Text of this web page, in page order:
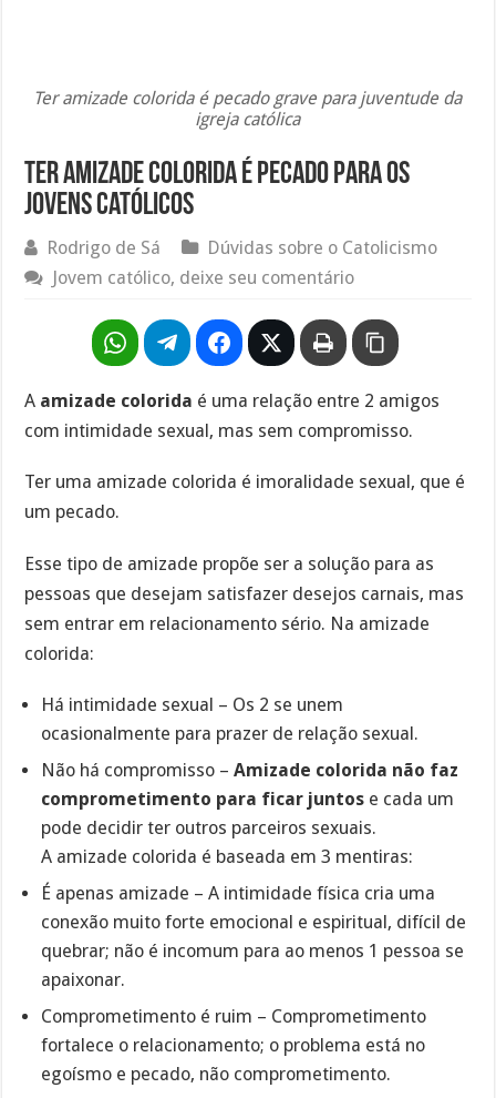
Ter amizade colorida é pecado grave para juventude da
igreja católica
Ter amizade colorida é pecado para os
jovens católicos
Rodrigo de Sá
Dúvidas sobre o Catolicismo
Jovem católico, deixe seu comentário
A amizade colorida é uma relação entre 2 amigos
com intimidade sexual, mas sem compromisso.
Ter uma amizade colorida é imoralidade sexual, que é
um pecado.
Esse tipo de amizade propõe ser a solução para as
pessoas que desejam satisfazer desejos carnais, mas
sem entrar em relacionamento sério. Na amizade
colorida:
Há intimidade sexual – Os 2 se unem
ocasionalmente para prazer de relação sexual.
Não há compromisso –Amizade colorida não faz
comprometimento para ficar juntos e cada um
pode decidir ter outros parceiros sexuais.
A amizade colorida é baseada em 3 mentiras:
É apenas amizade – A intimidade física cria uma
conexão muito forte emocional e espiritual, difícil de
quebrar; não é incomum para ao menos 1 pessoa se
apaixonar.
Comprometimento é ruim – Comprometimento
fortalece o relacionamento; o problema está no
egoísmo e pecado, não comprometimento.